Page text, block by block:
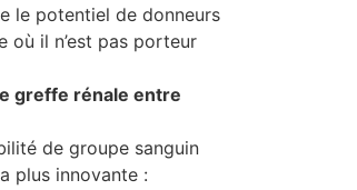
le potentiel de donneurs
où il n’est pas porteur
greffe rénale entre
de groupe sanguin
plus innovante :